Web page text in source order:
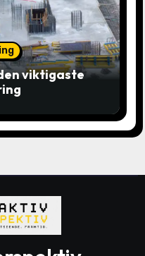
viktigaste